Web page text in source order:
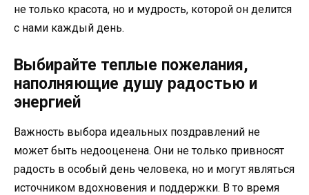
не только красота, но и мудрость, которой он делится
с нами каждый день.
Выбирайте теплые пожелания,
наполняющие душу радостью и
энергией
Важность выбора идеальных поздравлений не
может быть недооценена. Они не только привносят
радость в особый день человека, но и могут являться
источником вдохновения и поддержки. В то время